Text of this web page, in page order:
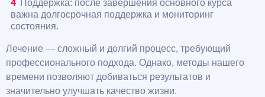
Поддержка: после завершения основного курса
важна долгосрочная поддержка и мониторинг
состояния.
Лечение — сложный и долгий процесс, требующий
профессионального подхода. Однако, методы нашего
времени позволяют добиваться результатов и
значительно улучшать качество жизни.